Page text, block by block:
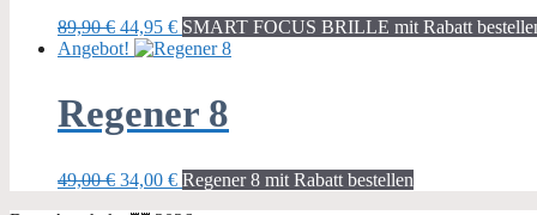
89,90€ Ursprünglicher
Preis
44,95 €Aktueller
Preis
SMART FOCUS BRILLE mit Rabatt
Angebot!
Regener 8
49,00€ Ursprünglicher
34,00 €Aktueller
Regener 8 mit Rabatt bestellen